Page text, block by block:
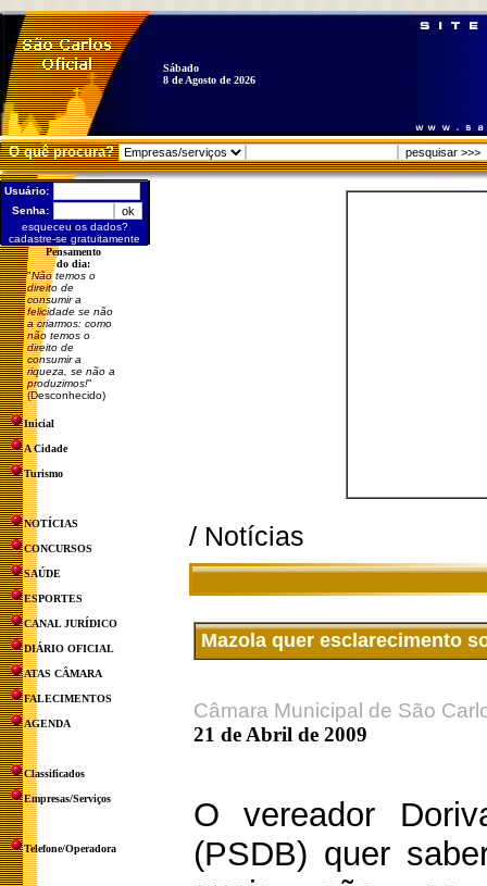
Sábado
8 de Agosto de 2026
O quê procura?
Usuário:
Senha:
esqueceu os dados?
cadastre-se gratuitamente
Pensamento
do dia:
"Não temos o
direito de
consumir a
felicidade se não
a criarmos: como
não temos o
direito de
consumir a
riqueza, se não a
produzimos!"
(Desconhecido)
Inicial
A Cidade
Turismo
NOTÍCIAS
CONCURSOS
SAÚDE
ESPORTES
CANAL JURÍDICO
DIÁRIO OFICIAL
ATAS CÂMARA
FALECIMENTOS
AGENDA
Classificados
Empresas/Serviços
Telefone/Operadora
/ Notícias
Mazola quer esclarecimento
Câmara Municipal de São
21 de Abril de 2009
O vereador
(PSDB) quer